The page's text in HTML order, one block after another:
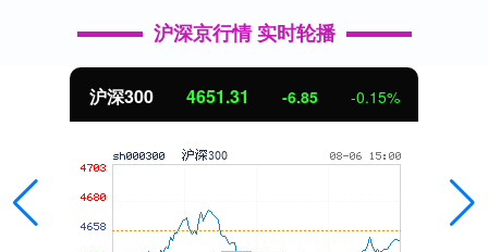
沪深京行情 实时轮播
-6.85 -0.15%